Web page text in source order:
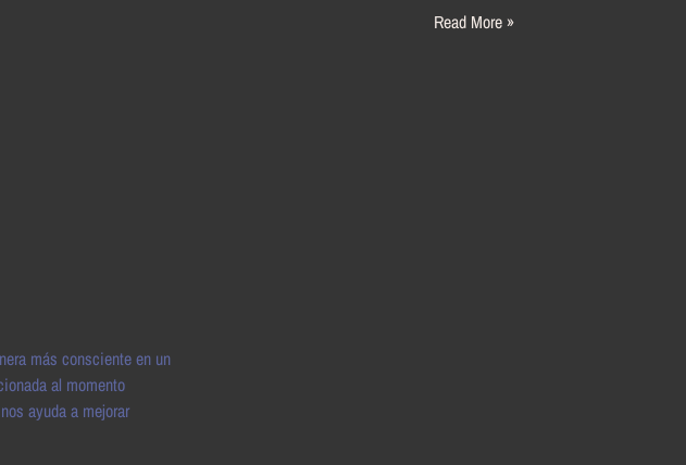
más consciente en un
al momento
ayuda a mejorar
Read More »